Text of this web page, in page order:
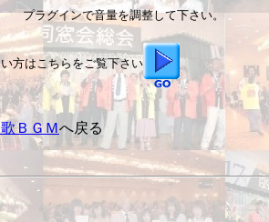
プラグインで音量を調整して下さい。
方はこちらをご覧下さい
ＢＧＭへ戻る